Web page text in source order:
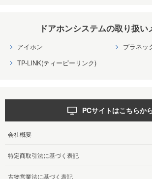
ドアホンシステムの取り扱い
アイホン
プラネッ
TP-LINK(ティーピーリンク)
PCサイトはこちらか
会社概要
特定商取引法に基づく表記
古物営業法に基づく表記